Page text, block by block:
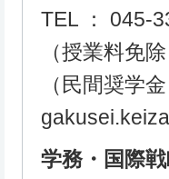
TEL ： 045-
（授業料免
（民間奨学
学務・国際